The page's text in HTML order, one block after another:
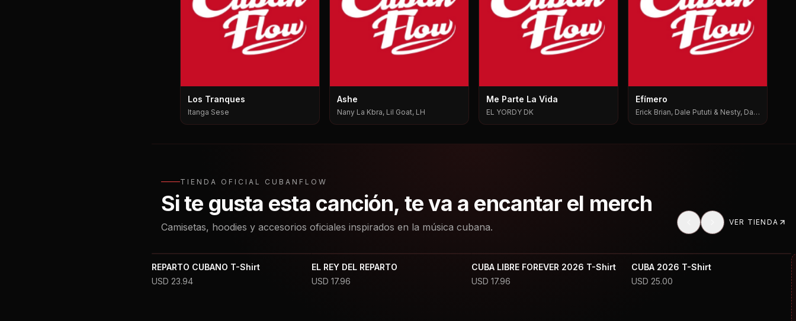
Los Tranques
Itanga Sese
Ashe
Nany La Kbra, Lil Goat, LH
Me Parte La Vida
EL YORDY DK
Efímero
Erick Brian, Dale Pututi & Nesty, Dale
TIENDA OFICIAL CUBANFLOW
Si te gusta esta canción, te va a encantar el merch
Camisetas, hoodies y accesorios oficiales inspirados en la música cubana. VER TIENDA
REPARTO CUBANO T-Shirt
USD 23.94
EL REY DEL REPARTO
USD 17.96
CUBA LIBRE FOREVER 2026 T-Shirt
USD 17.96
CUBA 2026 T-Shirt
USD 25.00